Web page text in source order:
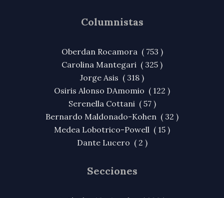
Columnistas
Oberdan Rocamora ( 753 )
Carolina Mantegari ( 325 )
Jorge Asis ( 318 )
Osiris Alonso DAmomio ( 122 )
Serenella Cottani ( 57 )
Bernardo Maldonado-Kohen ( 32 )
Medea Lobotrico-Powell ( 15 )
Dante Lucero ( 2 )
Secciones